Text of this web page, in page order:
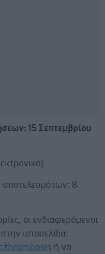
15 Σεπτεμβρίου
αποτελεσμάτων: 8
οι ενδιαφερόμενοι
ιστοσελίδα:
ή να